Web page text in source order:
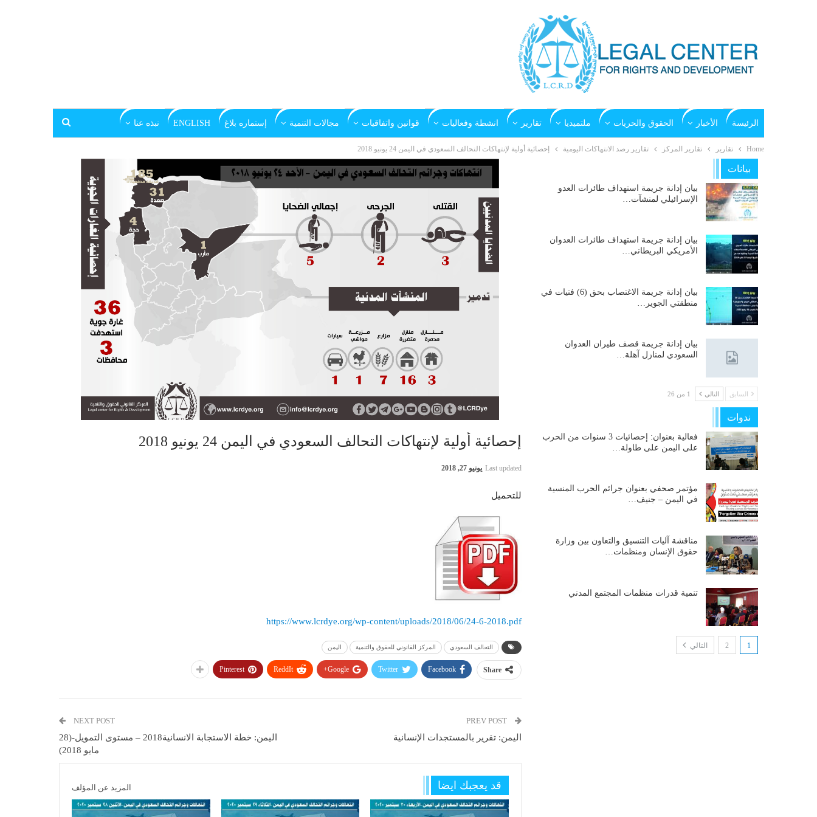
الرئيسة الأخبار الحقوق والحريات ملتميديا تقارير انشطة وفعاليات قوانين واتفاقيات مجالات التنمية إستماره بلاغ ENGLISH نبذه عنا
Home تقارير تقارير المركز تقارير رصد الانتهاكات اليومية إحصائية أولية لإنتهاكات التحالف السعودي في اليمن 24 يونيو 2018
إحصائية أولية لإنتهاكات التحالف السعودي في اليمن 24 يونيو 2018
Last updated يونيو 27, 2018
للتحميل
https://www.lcrdye.org/wp-content/uploads/2018/06/24-6-2018.pdf
التحالف السعودي المركز القانوني للحقوق والتنمية اليمن
Share
Facebook
Twitter
Google+
ReddIt
Pinterest
PREV POST
اليمن: تقرير بالمستجدات الإنسانية
NEXT POST
اﻟﻴﻤﻦ: ﺧﻄﺔ اﻻﺳﺘﺠﺎﺑﺔ اﻻﻧﺴﺎﻧﻴﺔ2018 – ﻣﺴﺘﻮى اﻟﺘﻤﻮﻳﻞ-(28
مايو 2018)
قد يعجبك ايضا المزيد عن المؤلف
بيانات
بيان إدانة جريمة استهداف طائرات العدو
الإسرائيلي لمنشآت…
بيان إدانة جريمة استهداف طائرات العدوان
الأمريكي البريطاني…
بيان إدانة جريمة الاغتصاب بحق (6) فتيات في
منطقتي الجوير…
بيان إدانة جريمة قصف طيران العدوان
السعودي لمنازل آهلة…
السابق التالي 1 من 26
ندوات
فعالية بعنوان: إحصائيات 3 سنوات من الحرب
على اليمن على طاولة…
مؤتمر صحفي بعنوان جرائم الحرب المنسية
في اليمن – جنيف…
مناقشة آليات التنسيق والتعاون بين وزارة
حقوق الإنسان ومنظمات…
تنمية قدرات منظمات المجتمع المدني
1
2 التالي